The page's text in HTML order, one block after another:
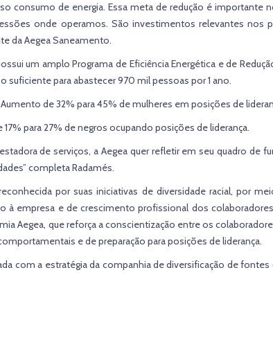
consumo de energia. Essa meta de redução é
onde operamos. São investimentos relevantes nos
da Aegea Saneamento.
um amplo Programa de Eficiência Energética e de
suficiente para abastecer 970 mil pessoas por 1 ano.
Aumento de 32% para 45% de mulheres em posições de
17% para 27% de negros ocupando posições de liderança.
de serviços, a Aegea quer refletir em seu quadro de
completa Radamés.
por suas iniciativas de diversidade racial, por
à empresa e de crescimento profissional dos
Aegea, que reforça a conscientização entre os
e de preparação para posições de liderança.
com a estratégia da companhia de diversificação de